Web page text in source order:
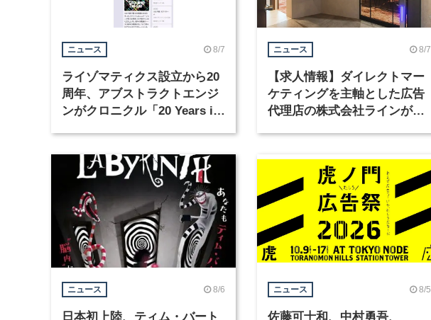
ニュース 8/7
ライゾマティクス設立から20
周年、アブストラクトエンジ
ンがクロニクル「20 Years in
ニュース 8/7
【求人情報】ダイレクトマー
ケティングを主軸とした広告
代理店の株式会社ラインが、
ニュース 8/6
日本初上陸、ティム・バート
ニュース 8/5
佐藤可士和、中村勇吾、